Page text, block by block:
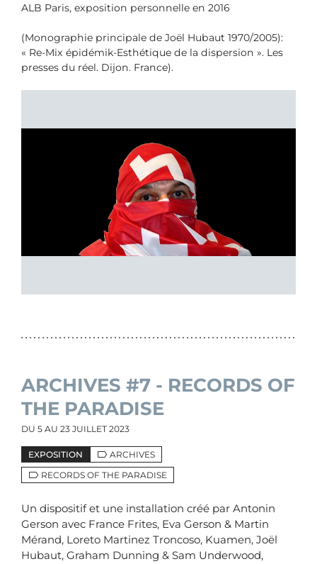
ALB Paris, exposition personnelle en 2016
(Monographie principale de Joël Hubaut 1970/2005):
« Re-Mix épidémik-Esthétique de la dispersion ». Les
presses du réel. Dijon. France).
ARCHIVES #7 - RECORDS OF
THE PARADISE
DU 5 AU 23 JUILLET 2023
EXPOSITION
ARCHIVES
RECORDS OF THE PARADISE
Un dispositif et une installation créé par Antonin
Gerson avec France Frites, Eva Gerson & Martin
Mérand, Loreto Martinez Troncoso, Kuamen, Joël
Hubaut, Graham Dunning & Sam Underwood,